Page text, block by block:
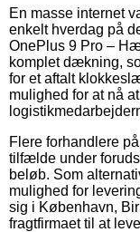
En masse internet
enkelt hverdag på
OnePlus 9 Pro –
komplet dækning,
for et aftalt
mulighed for at nå
Flere forhandlere
tilfælde under
beløb. Som
mulighed for
sig i København,
fragtfirmaet til at